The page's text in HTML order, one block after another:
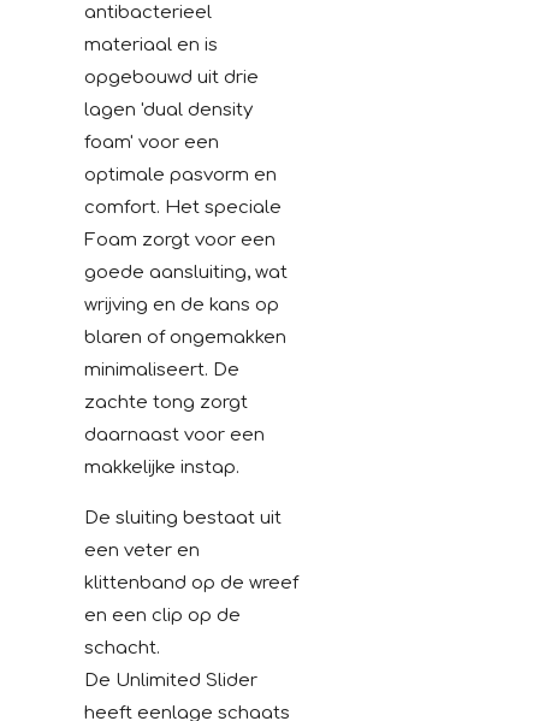
antibacterieel
materiaal en is
opgebouwd uit drie
lagen 'dual density
foam' voor een
optimale pasvorm en
comfort. Het speciale
Foam zorgt voor een
goede aansluiting, wat
wrijving en de kans op
blaren of ongemakken
minimaliseert. De
zachte tong zorgt
daarnaast voor een
makkelijke instap.
De sluiting bestaat uit
een veter en
klittenband op de wreef
en een clip op de
schacht.
De Unlimited Slider
heeft eenlage schaats